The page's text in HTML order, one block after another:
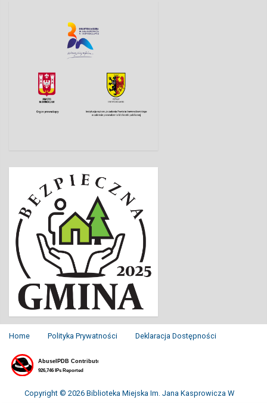
Home Polityka Prywatności Deklaracja Dostępności
Copyright © 2026 Biblioteka Miejska Im. Jana Kasprowicza W